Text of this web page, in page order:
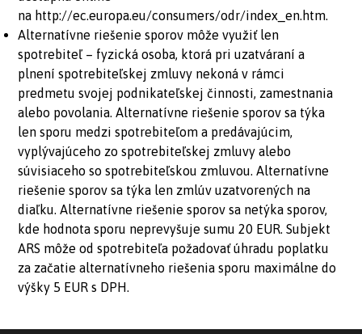
na http://ec.europa.eu/consumers/odr/index_en.htm.
Alternatívne riešenie sporov môže využiť len
spotrebiteľ – fyzická osoba, ktorá pri uzatváraní a
plnení spotrebiteľskej zmluvy nekoná v rámci
predmetu svojej podnikateľskej činnosti, zamestnania
alebo povolania. Alternatívne riešenie sporov sa týka
len sporu medzi spotrebiteľom a predávajúcim,
vyplývajúceho zo spotrebiteľskej zmluvy alebo
súvisiaceho so spotrebiteľskou zmluvou. Alternatívne
riešenie sporov sa týka len zmlúv uzatvorených na
diaľku. Alternatívne riešenie sporov sa netýka sporov,
kde hodnota sporu neprevyšuje sumu 20 EUR. Subjekt
ARS môže od spotrebiteľa požadovať úhradu poplatku
za začatie alternatívneho riešenia sporu maximálne do
výšky 5 EUR s DPH.